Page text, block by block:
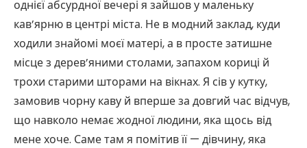
однієї абсурдної вечері я зайшов у маленьку
кав’ярню в центрі міста. Не в модний заклад, куди
ходили знайомі моєї матері, а в просте затишне
місце з дерев’яними столами, запахом кориці й
трохи старими шторами на вікнах. Я сів у кутку,
замовив чорну каву й вперше за довгий час відчув,
що навколо немає жодної людини, яка щось від
мене хоче. Саме там я помітив її — дівчину, яка